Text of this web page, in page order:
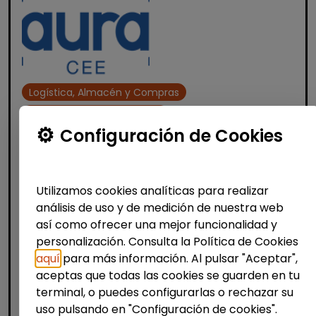
Logística, Almacén y Compras
Operario/a de limpieza - turno de
AURA FACILITY SERVICES S.L. |
España(Alicante)
Auracee selecciona un/a operario/a de
limpieza con certificado de discapacidad
para trabajar en turno de noche en una
fábrica situada en Villajoyosa. La persona
seleccionada realizar&aac...
% de respuesta: 100,00%
Configuración de Cookies
Utilizamos cookies analíticas para realizar
análisis de uso y de medición de nuestra web
así como ofrecer una mejor funcionalidad y
personalización. Consulta la Política de Cookies
aquí para más información. Al pulsar "Aceptar",
aceptas que todas las cookies se guarden en tu
terminal, o puedes configurarlas o rechazar su
uso pulsando en "Configuración de cookies".